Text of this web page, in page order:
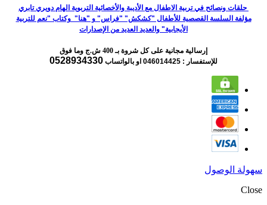
حلقات ونصائح في تربية الاطفال مع الأديبة والأخصائية التربوية الهام دويري تابري
مؤلفة السلسة القصصية للأطفال "كشكش" "فراس" و "هنا" وكتاب "نعم للتربية
الأيجابية" والعديد العديد من الإصدارات
إرسالية مجانية على كل شروة بـ 400 ش.ج وما فوق
للإستفسار : 046014425
او بالواتساب 0528934330
سهولة الوصول
Close